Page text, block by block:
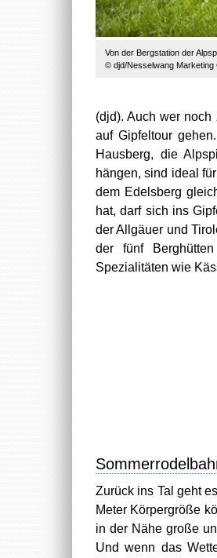
Von der Bergstation der
© djd/Nesselwang Marketing
(djd). Auch wer
auf Gipfeltour
Hausberg, die
hängen, sind ideal
dem Edelsberg
hat, darf sich ins
der Allgäuer und
der fünf
Spezialitäten wie
Zurück ins Tal geht
Meter Körpergröße
in der Nähe große
Und wenn das